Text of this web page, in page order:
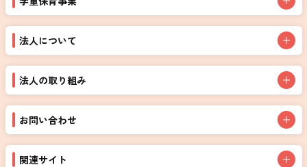
法人について
法人の取り組み
お問い合わせ
関連サイト